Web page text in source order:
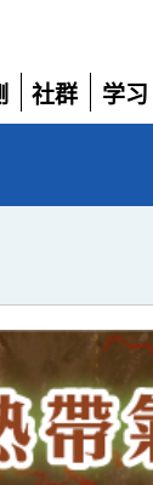
社群
展
学习
展